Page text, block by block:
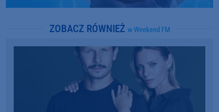
ZOBACZ RÓWNIEŻ w Weekend FM